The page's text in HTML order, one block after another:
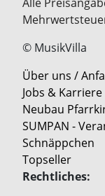
Alle
© MusikVilla
Über uns /
Jobs & Karriere
Neubau
SUMPAN -
Schnäppchen
Topseller
Rechtliches: